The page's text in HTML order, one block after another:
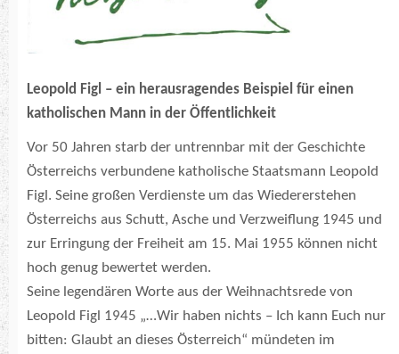
Leopold Figl – ein herausragendes Beispiel für einen
katholischen Mann in der Öffentlichkeit
Vor 50 Jahren starb der untrennbar mit der Geschichte
Österreichs verbundene katholische Staatsmann Leopold
Figl. Seine großen Verdienste um das Wiedererstehen
Österreichs aus Schutt, Asche und Verzweiflung 1945 und
zur Erringung der Freiheit am 15. Mai 1955 können nicht
hoch genug bewertet werden.
Seine legendären Worte aus der Weihnachtsrede von
Leopold Figl 1945 „…Wir haben nichts – Ich kann Euch nur
bitten: Glaubt an dieses Österreich“ mündeten im